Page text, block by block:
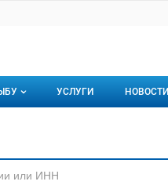
мониторинги
УСЛУГИ НОВОСТИ